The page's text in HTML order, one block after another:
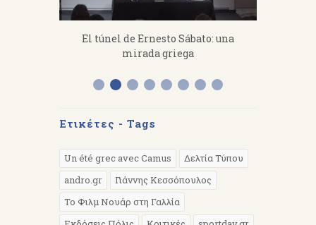
El túnel de Ernesto Sábato: una
mirada griega
Ετικέτες - Tags
Un été grec avec Camus
Δελτία Τύπου
andro.gr
Γιάννης Κεσσόπουλος
Το Φιλμ Νουάρ στη Γαλλία